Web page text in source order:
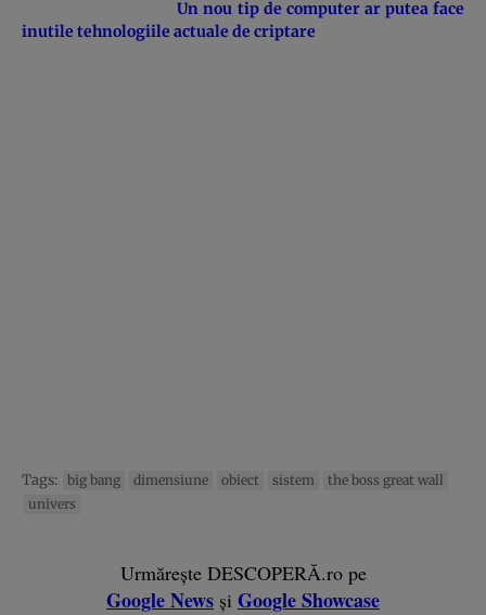
Un nou tip de computer ar putea face
inutile tehnologiile actuale de criptare
Tags: big bang dimensiune obiect sistem
the boss great wall
univers
Urmărește DESCOPERĂ.ro pe
Google News și Google Showcase